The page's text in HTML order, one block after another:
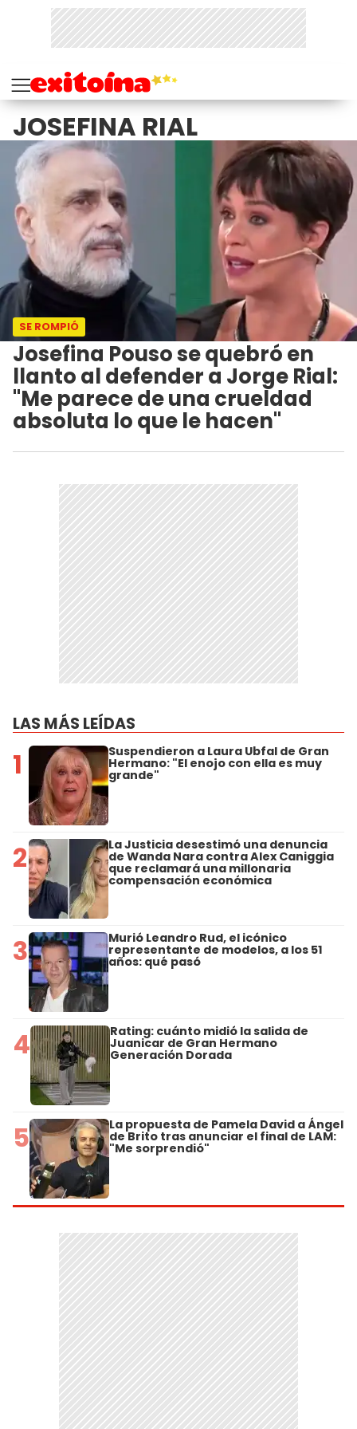
JOSEFINA RIAL
SE ROMPIÓ
Josefina Pouso se quebró en
llanto al defender a Jorge Rial:
"Me parece de una crueldad
absoluta lo que le hacen"
LAS MÁS LEÍDAS
1 Suspendieron a Laura Ubfal de Gran
Hermano: "El enojo con ella es muy
grande"
2 La Justicia desestimó una denuncia
de Wanda Nara contra Alex Caniggia
que reclamará una millonaria
compensación económica
3 Murió Leandro Rud, el icónico
representante de modelos, a los 51
años: qué pasó
4 Rating: cuánto midió la salida de
Juanicar de Gran Hermano
Generación Dorada
5 La propuesta de Pamela David a Ángel
de Brito tras anunciar el final de LAM:
"Me sorprendió"